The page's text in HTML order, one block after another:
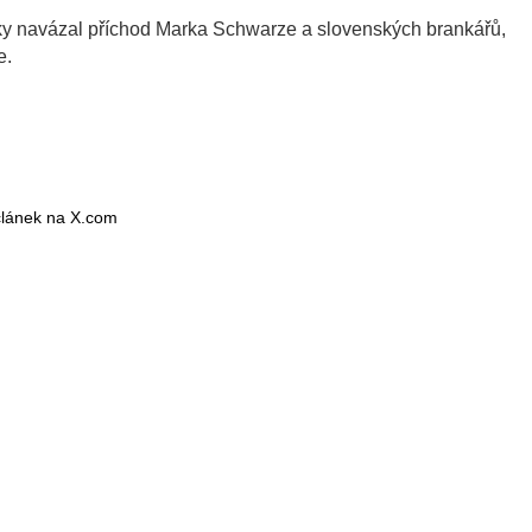
navázal příchod Marka Schwarze a slovenských brankářů,
na X.com